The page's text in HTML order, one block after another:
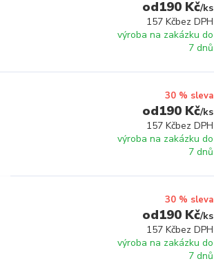
190 Kč/ks
157 Kčbez DPH
výroba na zakázku do
7 dnů
30 % sleva
190 Kč/ks
157 Kčbez DPH
výroba na zakázku do
7 dnů
30 % sleva
190 Kč/ks
157 Kčbez DPH
výroba na zakázku do
7 dnů